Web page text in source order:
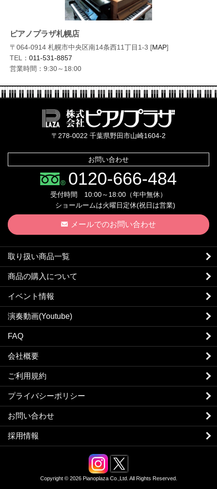
ピアノプラザ札幌店
〒064-0914 札幌市中央区南14条西11丁目1-3 [MAP]
TEL： 011-531-8857
営業時間：9:30～18:00
〒278-0022 千葉県野田市山崎1604-2
お問い合わせ
0120-666-484
受付時間 10:00～18:00（年中無休）
ショールームは火曜日定休(祝日は営業)
メールでのお問い合わせ
取り扱い商品一覧
商品の購入について
イベント情報
演奏動画(Youtube)
FAQ
会社概要
ご利用規約
プライバシーポリシー
お問い合わせ
採用情報
Copyright © 2026 Pianoplaza Co.,Ltd. All Rights Reserved.